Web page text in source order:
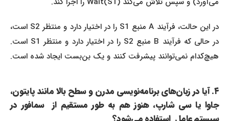
در این حالت، فرآیند A منبع S1 را در اختیار دارد و منتظر S2 است،
در حالی که فرآیند B منبع S2 را در اختیار دارد و منتظر S1 است.
هیچ‌کدام نمی‌توانند پیشرفت کنند و یک بن‌بست ایجاد شده است.
۴. آیا در زبان‌های برنامه‌نویسی مدرن و سطح بالا مانند پایتون،
جاوا یا سی شارپ، هنوز هم به طور مستقیم از سمافور در